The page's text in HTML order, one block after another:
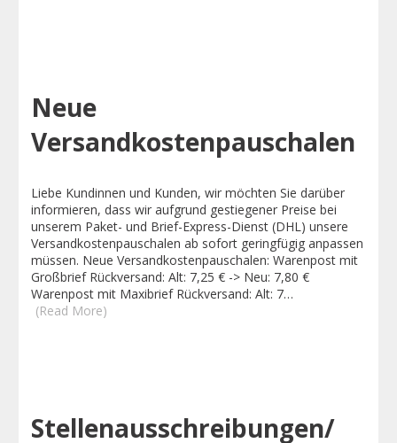
Neue
Versandkostenpauschalen
Liebe Kundinnen und Kunden, wir möchten Sie darüber
informieren, dass wir aufgrund gestiegener Preise bei
unserem Paket- und Brief-Express-Dienst (DHL) unsere
Versandkostenpauschalen ab sofort geringfügig anpassen
müssen. Neue Versandkostenpauschalen: Warenpost mit
Großbrief Rückversand: Alt: 7,25 € -> Neu: 7,80 €
Warenpost mit Maxibrief Rückversand: Alt: 7…
(Read More)
Stellenausschreibungen/